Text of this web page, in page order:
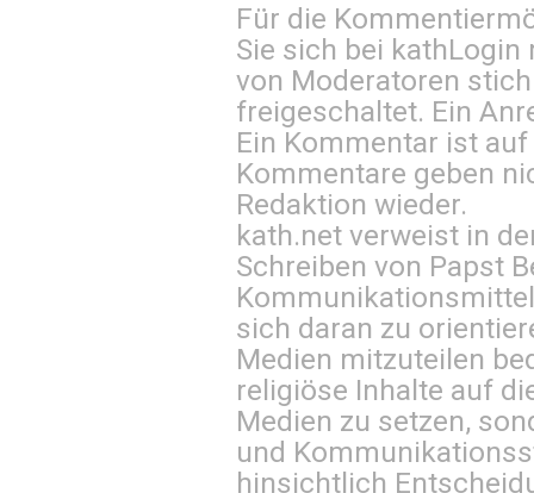
Für die
Sie sich bei kathLogin
von Moderatoren
freigeschaltet. Ein
Ein Kommentar ist
Kommentare geben
Redaktion wieder.
kath.net verweist in
Schreiben von Papst
sich daran zu
Medien mitzuteilen
religiöse Inhalte auf
Medien zu setzen,
und
hinsichtlich